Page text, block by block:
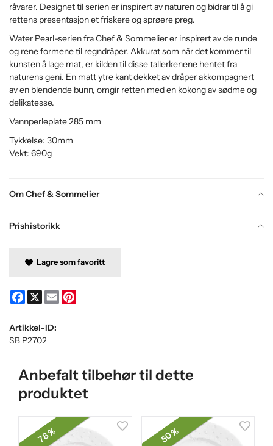
Om Chef & Sommelier
Prishistorikk
råvarer. Designet til serien er inspirert av naturen og bidrar til å gi
rettens presentasjon et friskere og sprøere preg.
Water Pearl-serien fra Chef & Sommelier er inspirert av de runde
og rene formene til regndråper. Akkurat som når det kommer til
kunsten å lage mat, er kilden til disse tallerkenene hentet fra
naturens geni. En matt ytre kant dekket av dråper akkompagnert
av en blendende bunn, omgir retten med en kokong av sødme og
delikatesse.
Vannperleplate 285 mm
Tykkelse: 30mm
Vekt: 690g
Lagre som favoritt
Facebook
X Email
Artikkel-ID:
SB P2702
Anbefalt tilbehør til dette
produktet
78 % 50 %